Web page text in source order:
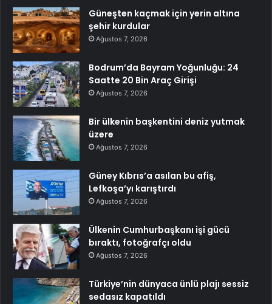
Güneşten kaçmak için yerin altına
şehir kurdular
Ağustos 7, 2026
Bodrum’da Bayram Yoğunluğu: 24
Saatte 20 Bin Araç Girişi
Ağustos 7, 2026
Bir ülkenin başkentini deniz yutmak
üzere
Ağustos 7, 2026
Güney Kıbrıs’a asılan bu afiş,
Lefkoşa’yı karıştırdı
Ağustos 7, 2026
Ülkenin Cumhurbaşkanı işi gücü
bıraktı, fotoğrafçı oldu
Ağustos 7, 2026
Türkiye’nin dünyaca ünlü plajı sessiz
sedasız kapatıldı